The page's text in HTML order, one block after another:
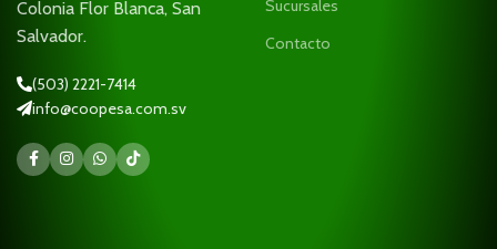
Colonia Flor Blanca, San
Salvador.
(503) 2221-7414
info@coopesa.com.sv
Sucursales
Contacto